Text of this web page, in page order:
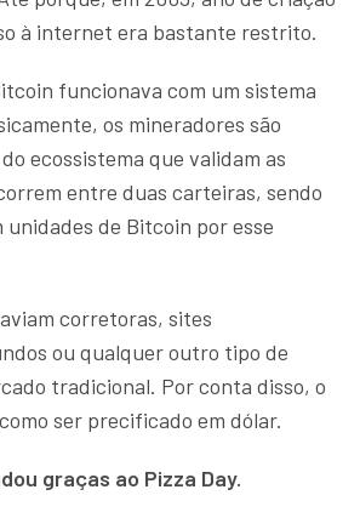
à internet era bastante restrito.
funcionava com um sistema
os mineradores são
ecossistema que validam as
entre duas carteiras, sendo
unidades de Bitcoin por esse
corretoras, sites
ou qualquer outro tipo de
tradicional. Por conta disso, o
ser precificado em dólar.
graças ao Pizza Day.